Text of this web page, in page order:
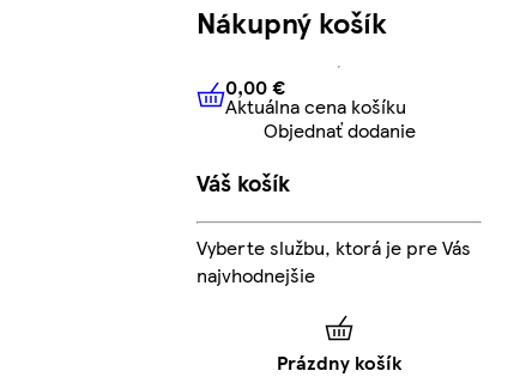
Nákupný košík
0,00 € Aktuálna cena košíku
0,00 €
Aktuálna cena košíku
Objednať dodanie
Váš košík
Vyberte službu, ktorá je pre Vás
najvhodnejšie
Prázdny košík